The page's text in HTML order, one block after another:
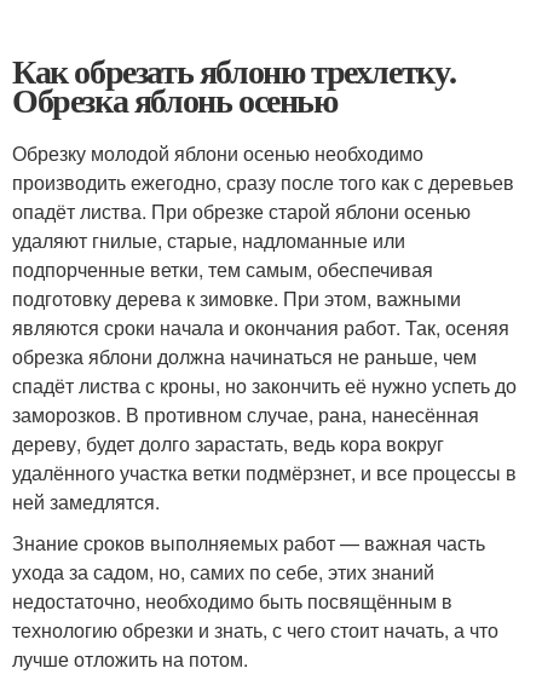
Как обрезать яблоню трехлетку.
Обрезка яблонь осенью
Обрезку молодой яблони осенью необходимо
производить ежегодно, сразу после того как с деревьев
опадёт листва. При обрезке старой яблони осенью
удаляют гнилые, старые, надломанные или
подпорченные ветки, тем самым, обеспечивая
подготовку дерева к зимовке. При этом, важными
являются сроки начала и окончания работ. Так, осеняя
обрезка яблони должна начинаться не раньше, чем
спадёт листва с кроны, но закончить её нужно успеть до
заморозков. В противном случае, рана, нанесённая
дереву, будет долго зарастать, ведь кора вокруг
удалённого участка ветки подмёрзнет, и все процессы в
ней замедлятся.
Знание сроков выполняемых работ — важная часть
ухода за садом, но, самих по себе, этих знаний
недостаточно, необходимо быть посвящённым в
технологию обрезки и знать, с чего стоит начать, а что
лучше отложить на потом.